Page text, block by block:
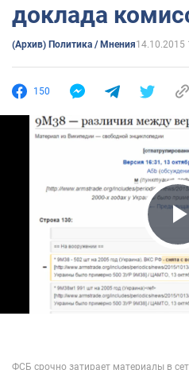
доклада
(Архив) Политика / Мнения14.10.2015
150